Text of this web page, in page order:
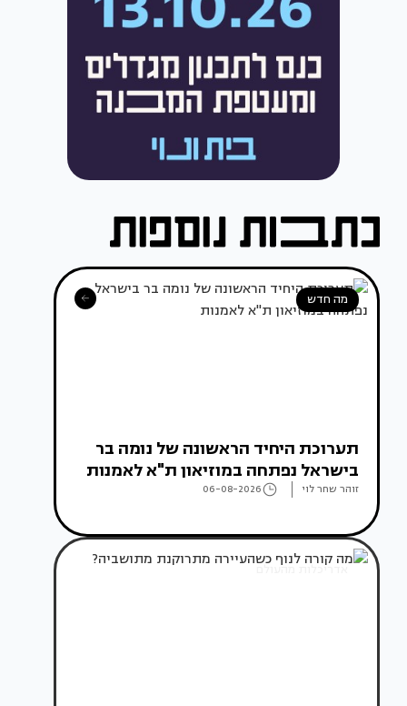
מה חדש
תערוכת היחיד הראשונה של נומה בר
בישראל נפתחה במוזיאון ת"א לאמנות
זוהר שחר לוי 06-08-2026
אדריכלות מהעולם